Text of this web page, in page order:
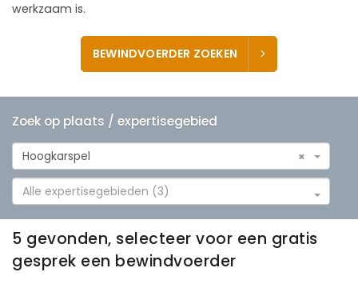
werkzaam is.
BEWINDVOERDER ZOEKEN
Zoek op plaats / expertisegebied
×
Hoogkarspel
Alle expertisegebieden (3)
5 gevonden, selecteer voor een gratis
gesprek een bewindvoerder